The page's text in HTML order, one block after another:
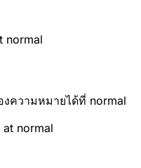
normal
ความหมายได้ที่ normal
at normal